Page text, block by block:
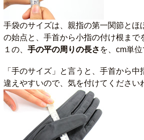
手袋のサイズは、親指の第一関節とほ
の始点と、手首から小指の付け根まで
１の、 手の平の周りの長さ を、cm単位
「手のサイズ」と言うと、手首から
違えやすいので、気を付けてください